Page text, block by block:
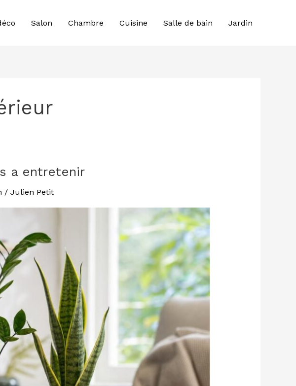
Salon Chambre Cuisine Salle de bain Jardin
a entretenir
/ Julien Petit